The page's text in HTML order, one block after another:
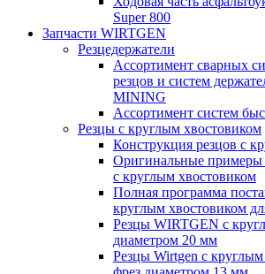
Super 800
Запчасти WIRTGEN
Резцедержатели
Ассортимент сварных
резцов и систем
MINING
Ассортимент систем
Резцы с круглым хвостовиком
Конструкция резцов с
Оригинальные примеры
с круглым хвостовиком
Полная программа
круглым хвостовиком
Резцы WIRTGEN с
диаметром 20 мм
Резцы Wirtgen с